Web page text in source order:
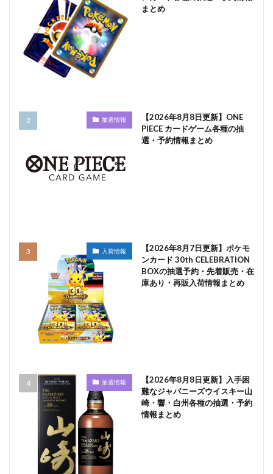
まとめ
抽選情報
【2026年8月8日更新】ONE
PIECE カードゲーム各種の抽
選・予約情報まとめ
入荷情報
【2026年8月7日更新】ポケモ
ンカード 30th CELEBRATION
BOXの抽選予約・先着販売・在
庫あり・再販入荷情報まとめ
抽選情報
【2026年8月8日更新】入手困
難なジャパニーズウイスキー山
崎・響・白州各種の抽選・予約
情報まとめ